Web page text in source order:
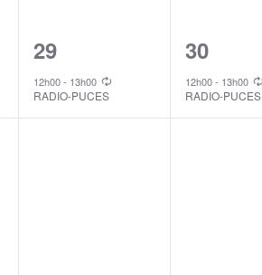
1
event,
29
12h00- 13h00
RADIO-PUCES
1
event,
30
12h00- 13h00
RADIO-PUCES